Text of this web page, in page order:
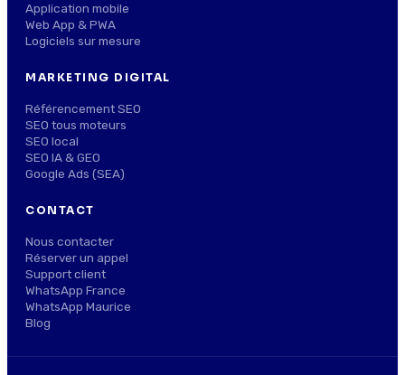
Application mobile
Web App & PWA
Logiciels sur mesure
MARKETING DIGITAL
Référencement SEO
SEO tous moteurs
SEO local
SEO IA & GEO
Google Ads (SEA)
CONTACT
Nous contacter
Réserver un appel
Support client
WhatsApp France
WhatsApp Maurice
Blog